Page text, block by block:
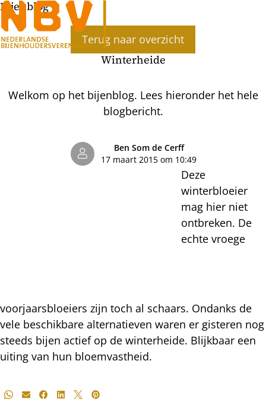
Bijenblog
Terug naar overzicht
Winterheide
Welkom op het bijenblog. Lees hieronder het hele
blogbericht.
Ben Som de Cerff
17 maart 2015 om 10:49
Deze
winterbloeier
mag hier niet
ontbreken. De
echte vroege
voorjaarsbloeiers zijn toch al schaars. Ondanks de
vele beschikbare alternatieven waren er gisteren nog
steeds bijen actief op de winterheide. Blijkbaar een
uiting van hun bloemvastheid.
DeelWhatsapp
E-mailFacebook
LinkedIn
X Pinterest